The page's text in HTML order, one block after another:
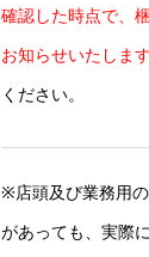
確認した時点で、
お知らせいたします
ください。
※店頭及び業務用
があっても、実際